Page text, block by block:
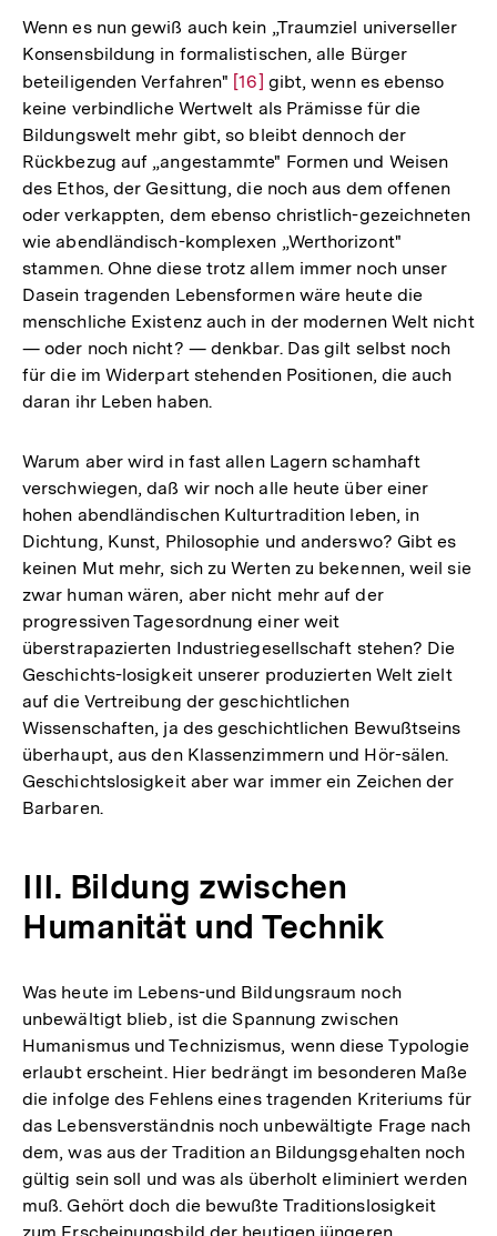
der
Wenn es nun gewiß auch kein „Traumziel universeller
Konsensbildung in formalistischen, alle Bürger
beteiligenden Verfahren" Zur
Auflösung
der
Fußnote
[16] gibt, wenn es ebenso
keine verbindliche Wertwelt als Prämisse für die
Bildungswelt mehr gibt, so bleibt dennoch der
Rückbezug auf „angestammte" Formen und Weisen
des Ethos, der Gesittung, die noch aus dem offenen
oder verkappten, dem ebenso christlich-gezeichneten
wie abendländisch-komplexen „Werthorizont"
stammen. Ohne diese trotz allem immer noch unser
Dasein tragenden Lebensformen wäre heute die
menschliche Existenz auch in der modernen Welt nicht
— oder noch nicht? — denkbar. Das gilt selbst noch
für die im Widerpart stehenden Positionen, die auch
daran ihr Leben haben.
Warum aber wird in fast allen Lagern schamhaft
verschwiegen, daß wir noch alle heute über einer
hohen abendländischen Kulturtradition leben, in
Dichtung, Kunst, Philosophie und anderswo? Gibt es
keinen Mut mehr, sich zu Werten zu bekennen, weil sie
zwar human wären, aber nicht mehr auf der
progressiven Tagesordnung einer weit
überstrapazierten Industriegesellschaft stehen? Die
Geschichts-losigkeit unserer produzierten Welt zielt
auf die Vertreibung der geschichtlichen
Wissenschaften, ja des geschichtlichen Bewußtseins
überhaupt, aus den Klassenzimmern und Hör-sälen.
Geschichtslosigkeit aber war immer ein Zeichen der
Barbaren.
III. Bildung zwischen
Humanität und Technik
Was heute im Lebens-und Bildungsraum noch
unbewältigt blieb, ist die Spannung zwischen
Humanismus und Technizismus, wenn diese Typologie
erlaubt erscheint. Hier bedrängt im besonderen Maße
die infolge des Fehlens eines tragenden Kriteriums für
das Lebensverständnis noch unbewältigte Frage nach
dem, was aus der Tradition an Bildungsgehalten noch
gültig sein soll und was als überholt eliminiert werden
muß. Gehört doch die bewußte Traditionslosigkeit